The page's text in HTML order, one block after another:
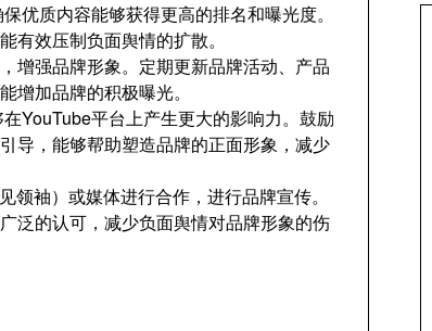
优质内容能够获得更高的排名和曝光度。
有效压制负面舆情的扩散。
增强品牌形象。定期更新品牌活动、产品
增加品牌的积极曝光。
YouTube平台上产生更大的影响力。鼓励
导，能够帮助塑造品牌的正面形象，减少
领袖）或媒体进行合作，进行品牌宣传。
泛的认可，减少负面舆情对品牌形象的伤